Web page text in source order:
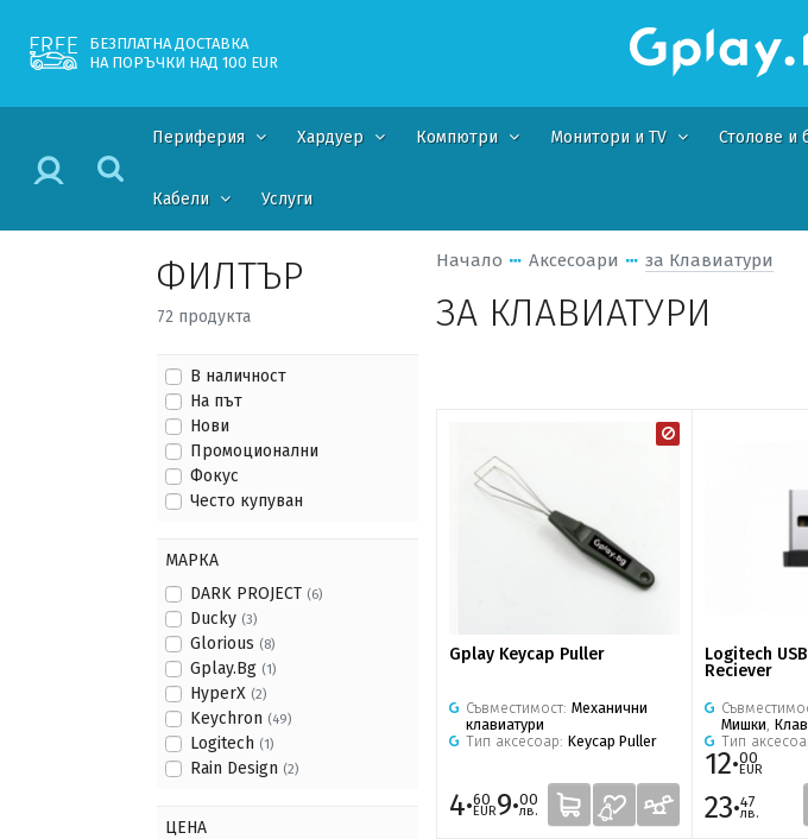
БЕЗПЛАТНА ДОСТАВКА
НА ПОРЪЧКИ НАД 100 EUR
Периферия Хардуер Компютри Монитори и TV Столове и
Кабели Услуги
ФИЛТЪР
72 продукта
В наличност
На път
Нови
Промоционални
Фокус
Често купуван
МАРКА
DARK PROJECT (6)
Ducky (3)
Glorious (8)
Gplay.Bg (1)
HyperX (2)
Keychron (49)
Logitech (1)
Rain Design (2)
ЦЕНА
Начало Аксесоари за Клавиатури
ЗА КЛАВИАТУРИ
Gplay Keycap Puller
Съвместимост: Механични
клавиатури
Тип аксесоар: Keycap Puller
4·60
EUR9·00
лв.
Logitech
Reciever
Мишки,
Тип
12·00
EUR
23·47
лв.